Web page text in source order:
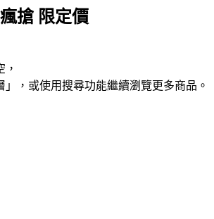
搶 限定價
，
」，或使用搜尋功能繼續瀏覽更多商品。